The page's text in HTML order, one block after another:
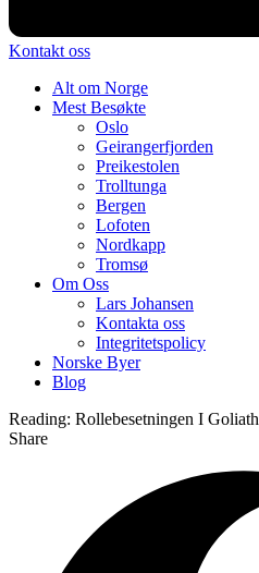
Kontakt oss
Alt om Norge
Mest Besøkte
Oslo
Geirangerfjorden
Preikestolen
Trolltunga
Bergen
Lofoten
Nordkapp
Tromsø
Om Oss
Lars Johansen
Kontakta oss
Integritetspolicy
Norske Byer
Blog
Reading: Rollebesetningen I Goliath
Share